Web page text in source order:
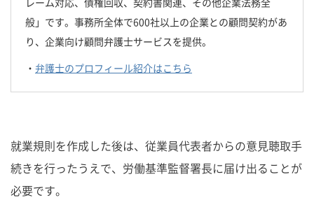
般」です。事務所全体で600社以上の企業との顧問契約があ
り、企業向け顧問弁護士サービスを提供。
・ 弁護士のプロフィール紹介はこちら
就業規則を作成した後は、従業員代表者からの意見聴取手
続きを行ったうえで、労働基準監督署長に届け出ることが
必要です。